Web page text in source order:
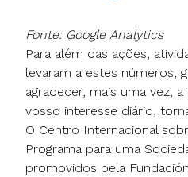
Fonte: Google Analytics
Para além das ações,
levaram a estes números,
agradecer, mais uma vez,
vosso interesse diário,
O Centro Internacional
Programa para uma
promovidos pela